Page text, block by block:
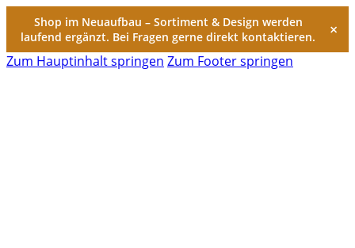
Shop im Neuaufbau – Sortiment & Design werden
laufend ergänzt. Bei Fragen gerne direkt kontaktieren.
×
Zum Hauptinhalt springen Zum Footer springen